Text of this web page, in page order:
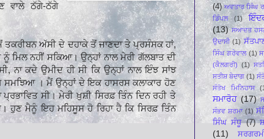
ਵਾਲੇ ਠੱਗੇ-ਠੱਗੇ
ਤਕਰੀਬਨ ਅੱਸੀ ਦੇ ਦਹਾਕੇ ਤੋਂ ਜਾਣਦਾ ਤੇ ਪ੍ਰਸੰਸਕ ਹਾਂ,
ਮਿਲ ਨਹੀਂ ਸਕਿਆ। ਉਨ੍ਹਾਂ ਨਾਲ ਮੇਰੀ ਗੱਲਬਾਤ ਦੀ
ਨਾ ਕਦੇ ਉਮੀਦ ਹੀ ਸੀ ਕਿ ਉਨ੍ਹਾਂ ਨਾਲ ਇੰਝ ਸਾਂਝ
। ਮੈਂ ਉਨ੍ਹਾਂ ਦੇ ਇਕ ਹਾਸਰਸ ਕਲਾਕਾਰ ਹੋਣ
ਸੀ। ਮੇਰੀ ਖ਼ੁਸ਼ੀ ਸਿਰਫ਼ ਤਿੰਨ ਦਿਨ ਰਹੀ ਤੇ
ਮੈਨੂੰ ਇਹ ਮਹਿਸੂਸ ਹੋ ਰਿਹਾ ਹੈ ਕਿ ਸਿਰਫ਼ ਤਿੰਨ
(4) ਅਵਤਾਰ ਸਿੰਘ
ਡਿੰਪਲ
(1)
(13) ਸਆਦਤ
ਉਦਾਸੀ (1)
ਸਿੰਘ ਗਰੇਵਾਲ (1)
(ਕੈਲਗਰੀ) (1)
ਸਤੀਸ਼ ਬੇਦਾਗ (1)
ਸੰਤੋਖ ਮਿਨਿਹਾਸ
ਸਮਾਰੋਹ (17)
ਸੰਭਵ ਸ਼ਰਮਾ (1)
ਸਿੰਘ ਸੰਧੂ (7)
(11)